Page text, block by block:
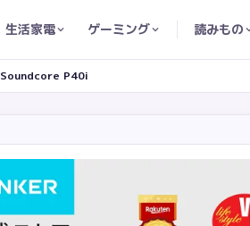
生活家電 ゲーミング 読みもの
Soundcore P40i